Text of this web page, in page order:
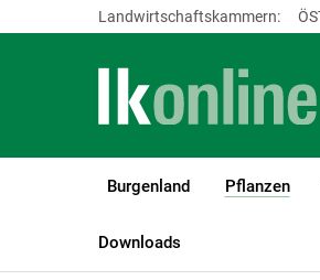
Landwirtschaftskammern:
Burgenland Pflanzen
Downloads
LK Burgenland